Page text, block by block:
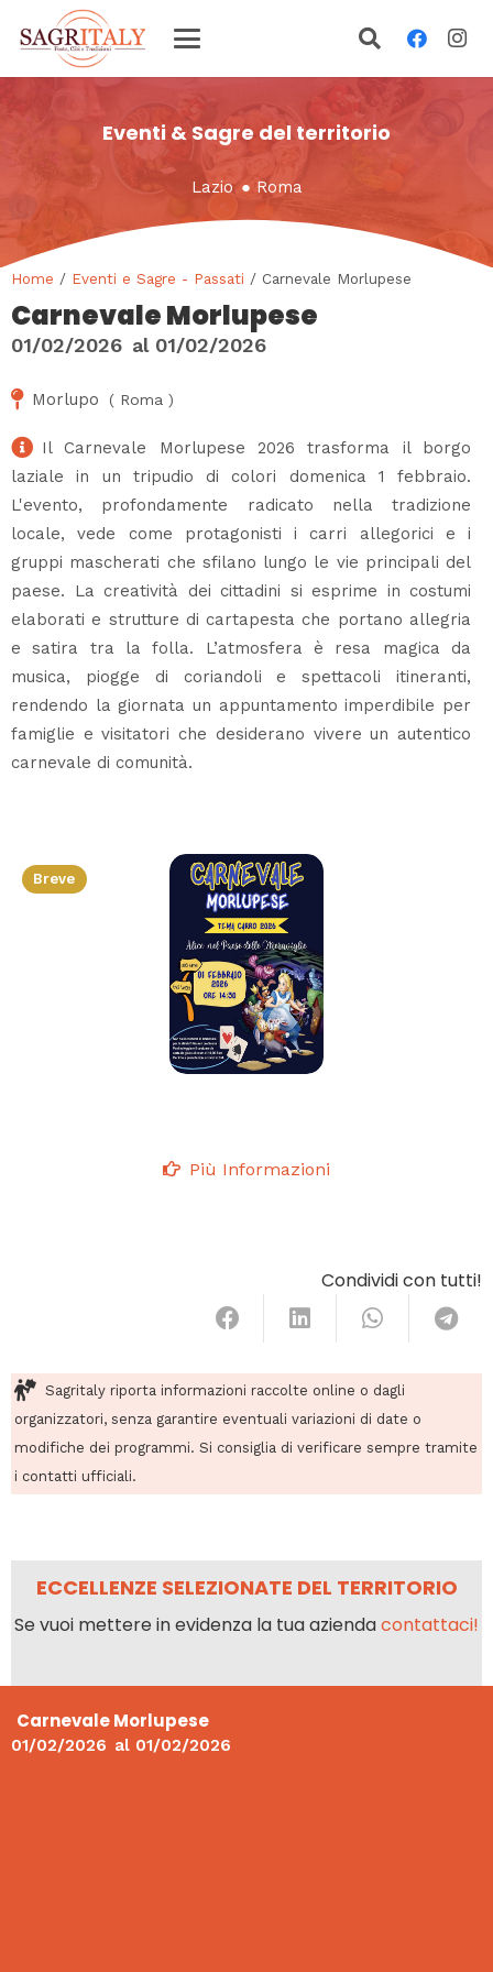
Eventi & Sagre del territorio
Lazio ● Roma
Home / Eventi e Sagre - Passati / Carnevale Morlupese
Carnevale Morlupese
01/02/2026 al 01/02/2026
Morlupo ( Roma )
Il Carnevale Morlupese 2026 trasforma il borgo
laziale in un tripudio di colori domenica 1 febbraio.
L'evento, profondamente radicato nella tradizione
locale, vede come protagonisti i carri allegorici e i
gruppi mascherati che sfilano lungo le vie principali del
paese. La creatività dei cittadini si esprime in costumi
elaborati e strutture di cartapesta che portano allegria
e satira tra la folla. L’atmosfera è resa magica da
musica, piogge di coriandoli e spettacoli itineranti,
rendendo la giornata un appuntamento imperdibile per
famiglie e visitatori che desiderano vivere un autentico
carnevale di comunità.
Breve
Più Informazioni
Condividi con tutti!
Sagritaly riporta informazioni raccolte online o dagli
organizzatori, senza garantire eventuali variazioni di date o
modifiche dei programmi. Si consiglia di verificare sempre tramite
i contatti ufficiali.
ECCELLENZE SELEZIONATE DEL TERRITORIO
Se vuoi mettere in evidenza la tua aziendacontattaci!
Carnevale Morlupese
01/02/2026 al 01/02/2026